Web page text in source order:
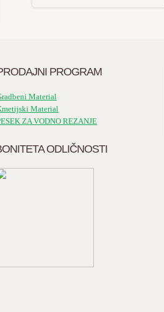
PROGRAM
Material
Material
ZA VODNO REZANJE
ODLIČNOSTI